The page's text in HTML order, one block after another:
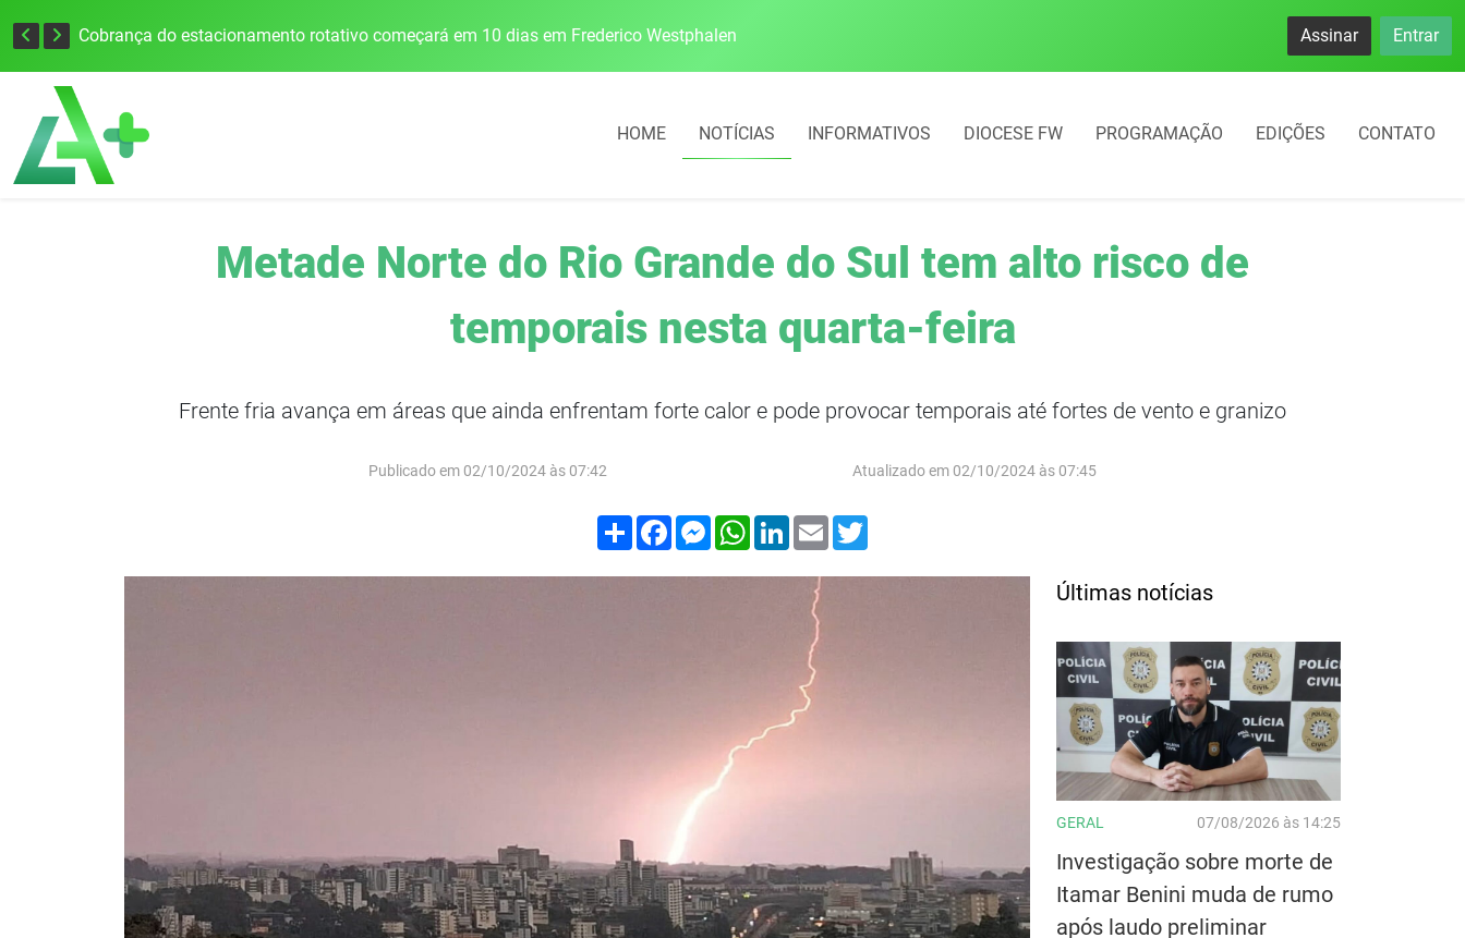
Cobrança do estacionamento rotativo começará em 10 dias em Frederico Westphalen Escolas da 21ª CRE se destacam no IDEB com altos índices e avanços
Assinar Entrar
HOME NOTÍCIAS INFORMATIVOS DIOCESE FW PROGRAMAÇÃO EDIÇÕES CONTATO
Metade Norte do Rio Grande do Sul tem alto risco de
temporais nesta quarta-feira
Frente fria avança em áreas que ainda enfrentam forte calor e pode provocar temporais até fortes de vento e granizo
Publicado em 02/10/2024 às 07:42 Atualizado em 02/10/2024 às 07:45
Compartilhar
FacebookMessenger
WhatsApp
LinkedIn
Email
Últimas notícias
GERAL 07/08/2026 às 14:25
Investigação sobre morte de
Itamar Benini muda de rumo
após laudo preliminar